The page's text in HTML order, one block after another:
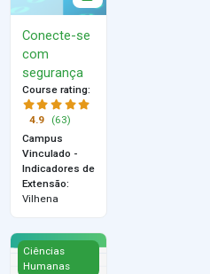
Conecte-se
com
segurança
Course rating:
4.9
(63)
Campus
Vinculado -
Indicadores de
Extensão:
Vilhena
Iniciação na monitoria de
Ciências
Humanas